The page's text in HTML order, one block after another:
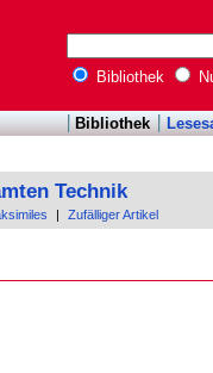
Bibliothek
Bibliothek
Technik
Zufälliger Artikel